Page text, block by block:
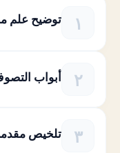
توضيح علم
أبواب
تلخيص